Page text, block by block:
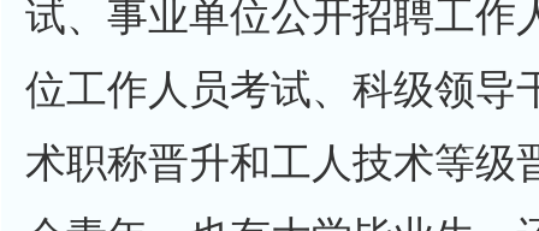
试、事业单位公开招聘工作
位工作人员考试、科级领导
术职称晋升和工人技术等级